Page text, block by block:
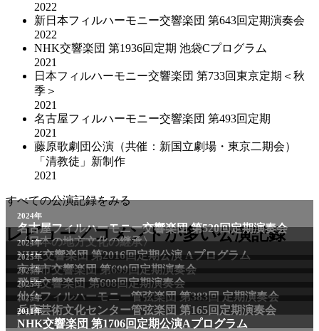
2022
新日本フィルハーモニー交響楽団 第643回定期演奏会
2022
NHK交響楽団 第1936回定期 池袋Cプログラム
2021
日本フィルハーモニー交響楽団 第733回東京定期＜秋
季＞
2021
名古屋フィルハーモニー交響楽団 第493回定期
2021
藤原歌劇団公演（共催：新国立劇場・東京二期会）
「清教徒」新制作
2021
すべての公演記録をみる
レビュー／コメントが多い公演記録
2024年
名古屋フィルハーモニー交響楽団 第520回定期演奏会
〈日本の地方文化の継承〉
2024年
NHK交響楽団 第2016回定期公演 Aプログラム
2025年
京都市交響楽団 第699回定期演奏会
2025年
群馬交響楽団 第608回定期演奏会
2025年
仙台フィルハーモニー管弦楽団 第383回 定期演奏会
2025年
兵庫芸術文化センター管弦楽団 第165回定期演奏会
2011年
NHK交響楽団 第1706回定期公演Aプログラム